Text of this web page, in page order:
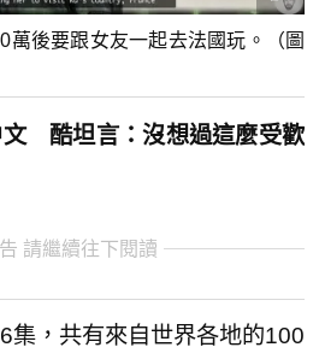
後要跟女友一起去法國玩。（圖
文 酷坦言：沒想過這麼受歡
請繼續往下閱讀
集，共有來自世界各地的100